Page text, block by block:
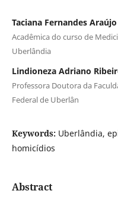
Taciana Fernandes
Acadêmica do curso de
Uberlândia
Lindioneza Adriano
Professora Doutora da
Federal de Uberlân
Keywords: Uberlândia,
homicídios
Abstract